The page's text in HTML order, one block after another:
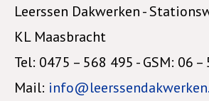
Leerssen Dakwerken -
KL Maasbracht
Tel: 0475 – 568 495 - GSM: 06
Mail: